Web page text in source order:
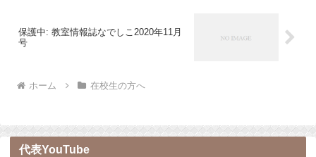
保護中: 教室情報誌なでしこ2020年11月
号
ホーム 在校生の方へ
代表YouTube